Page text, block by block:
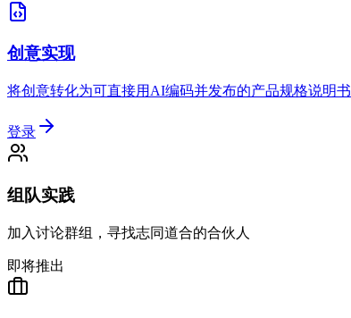
创意实现
将创意转化为可直接用AI编码并发布的产品规格说明书
登录
组队实践
加入讨论群组，寻找志同道合的合伙人
即将推出